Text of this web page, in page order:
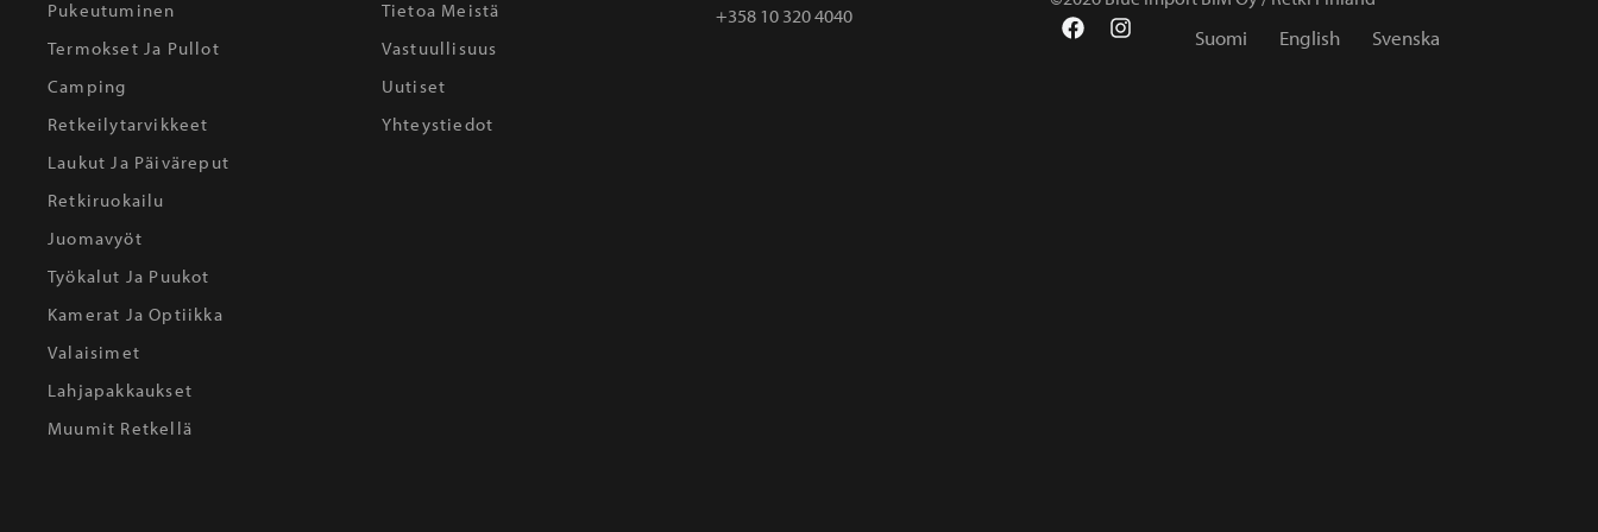
Pukeutuminen
Termokset Ja Pullot
Camping
Retkeilytarvikkeet
Laukut Ja Päiväreput
Retkiruokailu
Juomavyöt
Työkalut Ja Puukot
Kamerat Ja Optiikka
Valaisimet
Lahjapakkaukset
Muumit Retkellä
Tietoa Meistä
Vastuullisuus
Uutiset
Yhteystiedot
+358 10 320 4040
Suomi English Svenska